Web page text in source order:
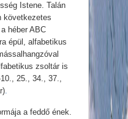
Istene. Talán
következetes
héber ABC
épül, alfabetikus
zsoltár is
25., 34., 37.,
.
a feddő ének.